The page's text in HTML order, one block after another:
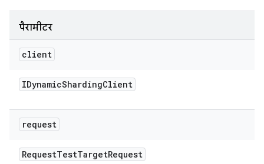
पैरामीटर
client
IDynamicShardingClient
request
RequestTestTargetRequest